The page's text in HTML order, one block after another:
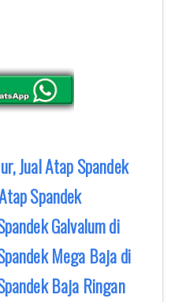
Jual Atap Spandek
Spandek
Galvalum di
Mega Baja di
Baja Ringan